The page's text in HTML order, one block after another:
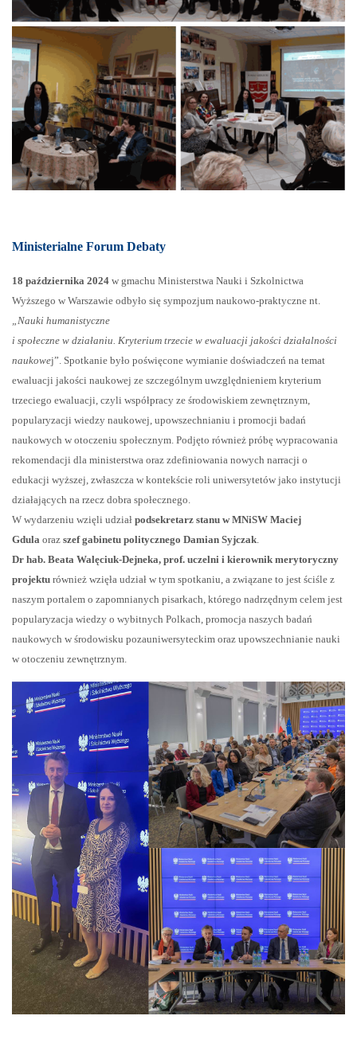
Ministerialne Forum Debaty
18 października 2024 w gmachu Ministerstwa Nauki i Szkolnictwa
Wyższego w Warszawie odbyło się sympozjum naukowo-praktyczne nt.
„Nauki humanistyczne
i społeczne w działaniu. Kryterium trzecie w ewaluacji jakości działalności
naukowej”. Spotkanie było poświęcone wymianie doświadczeń na temat
ewaluacji jakości naukowej ze szczególnym uwzględnieniem kryterium
trzeciego ewaluacji, czyli współpracy ze środowiskiem zewnętrznym,
popularyzacji wiedzy naukowej, upowszechnianiu i promocji badań
naukowych w otoczeniu społecznym. Podjęto również próbę wypracowania
rekomendacji dla ministerstwa oraz zdefiniowania nowych narracji o
edukacji wyższej, zwłaszcza w kontekście roli uniwersytetów jako instytucji
działających na rzecz dobra społecznego.
W wydarzeniu wzięli udział podsekretarz stanu w MNiSW Maciej
Gdula oraz szef gabinetu politycznego Damian Syjczak.
Dr hab. Beata Walęciuk-Dejneka, prof. uczelni i kierownik merytoryczny
projektu również wzięła udział w tym spotkaniu, a związane to jest ściśle z
naszym portalem o zapomnianych pisarkach, którego nadrzędnym celem jest
popularyzacja wiedzy o wybitnych Polkach, promocja naszych badań
naukowych w środowisku pozauniwersyteckim oraz upowszechnianie nauki
w otoczeniu zewnętrznym.